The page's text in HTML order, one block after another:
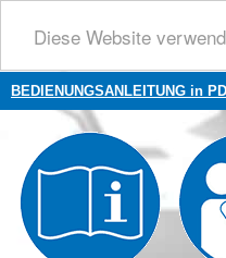
Diese Website
BEDIENUNGSANLEITUNG in